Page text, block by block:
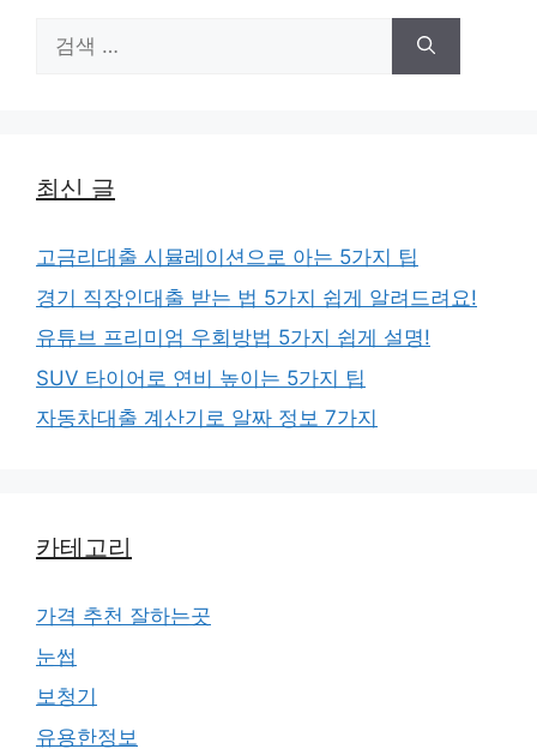
색:
최신 글
고금리대출 시뮬레이션으로 아는 5가지 팁
경기 직장인대출 받는 법 5가지 쉽게 알려드려요!
유튜브 프리미엄 우회방법 5가지 쉽게 설명!
SUV 타이어로 연비 높이는 5가지 팁
자동차대출 계산기로 알짜 정보 7가지
카테고리
가격 추천 잘하는곳
눈썹
보청기
유용한정보